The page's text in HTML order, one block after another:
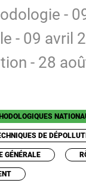
-
- 09 avril
- 28
DE
GÉNÉRALE